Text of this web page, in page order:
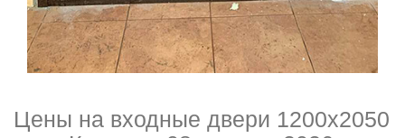
Цены на входные двери 1200х2050